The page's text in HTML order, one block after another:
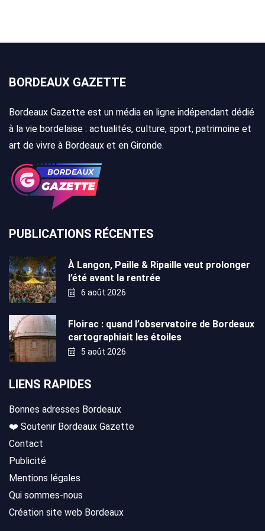
BORDEAUX GAZETTE
Bordeaux Gazette est un média en ligne indépendant dédié
à la vie bordelaise : actualités, culture, sport, patrimoine et
art de vivre à Bordeaux et en Gironde.
PUBLICATIONS RÉCENTES
À Langon, Paille & Ripaille veut prolonger
l’été avant la rentrée
6 août 2026
Floirac : quand l’observatoire de Bordeaux
cartographiait les étoiles
5 août 2026
LIENS RAPIDES
Bonnes adresses Bordeaux
❤️ Soutenir Bordeaux Gazette
Contact
Publicité
Mentions légales
Qui sommes-nous
Création site web Bordeaux